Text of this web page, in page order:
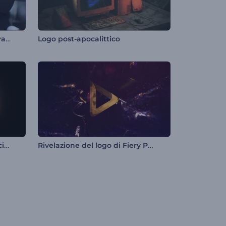
Rivelazione del logo del laboratorio scientifico Logo post-apocalittico
Introduzione alle particelle scintillanti vorticose Rivelazione del logo di Fiery Particles